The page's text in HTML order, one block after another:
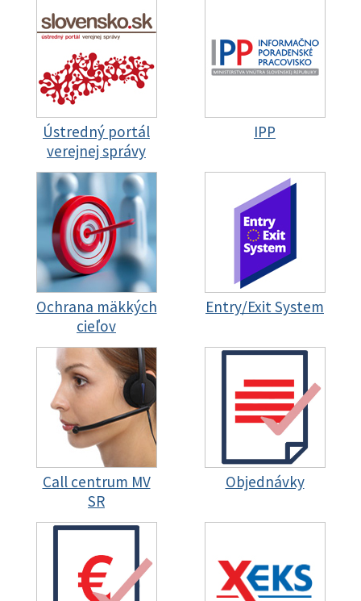
Ústredný portál
verejnej správy
IPP
Ochrana mäkkých
cieľov
Entry/Exit System
Call centrum MV
SR
Objednávky